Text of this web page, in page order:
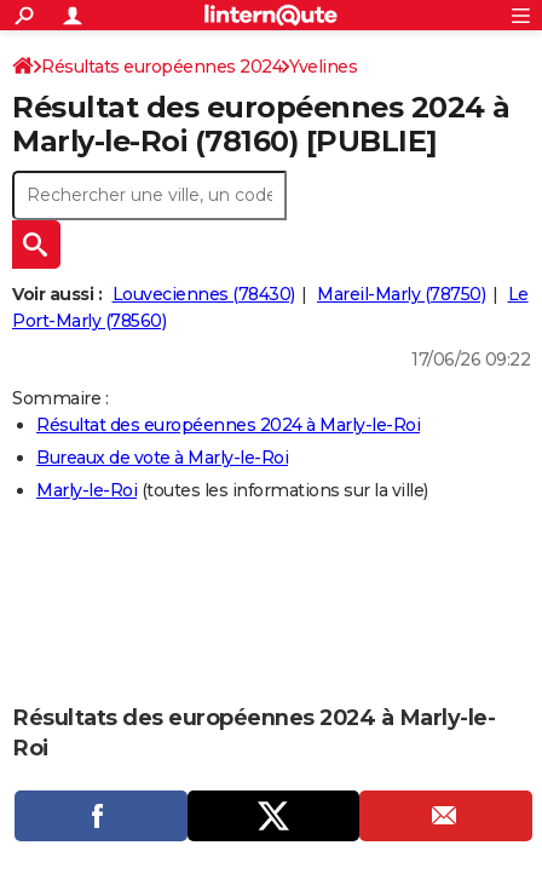
ACTUALITÉS
Politique
Société
Faits Divers
Education
Monde
Villes
+
SPORT
Coupe du monde 2026
Football
Tennis
Cyclisme
Rugby
Forum
CULTURE
Programme TV
TNT
Streaming
Cinéma
Sorties cinéma
Musique
+
FINANCE
Retraite
Impôts
Epargne
Immobilier
Risques naturels par ville
Banque
Assurance
Crédit
AUTO
Essais
Réserver un essai
Citadines
Berlines
SUV
Forum auto
+
HIGH-TECH
Mobiles
Meilleur smartphone
Internet
Ordinateurs
Jeux vidéo
Guide high-tech
+
BRICOLAGE
Guides de France
Escapades
Patrimoine
Expositions
Musées
Week-end nature
LIFESTYLE
Art de vivre
Bien-être
Loisirs
Mode
Modes de vie
CARTE DE VOEUX
Carte de Noël
Carte Bonne année
Carte Saint-Valentin
Carte Pâques
Carte d'anniversaire
Dictionnaire
Biographies
Expressions
Proverbes
PROGRAMME TV
S'inscrire
Connexion
Résultats européennes 2024 Yvelines
Résultat des européennes 2024 à
Marly-le-Roi (78160) [PUBLIE]
Voir aussi : Louveciennes (78430) Mareil-Marly (78750)
Le
Port-Marly (78560)
17/06/26 09:22
Sommaire :
Résultat des européennes 2024 à Marly-le-Roi
Bureaux de vote à Marly-le-Roi
Marly-le-Roi (toutes les informations sur la ville)
Résultats des européennes 2024 à Marly-le-
Roi